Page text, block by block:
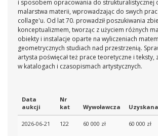
i sposobem opracowania do strukturalistycznej
malarstwa materii, wprowadzając do swych
collage'u. Od lat 70. prowadził poszukiwania
konceptualizmem, tworząc z użyciem różnych
obiekty i instalacje oparte na wyliczeniach
geometrycznych studiach nad przestrzenią.
artysta poświęcał też prace teoretyczne i teksty,
w katalogach i czasopismach artystycznych.
Data
aukcji
Nr
kat
Wywoławcza Uzyskana
2026-06-21 122 60 000 zł 60 000 zł